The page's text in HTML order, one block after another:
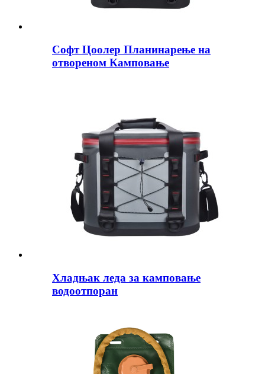
Софт Цоолер Планинарење на
отвореном Камповање
Хладњак леда за камповање
водоотпоран